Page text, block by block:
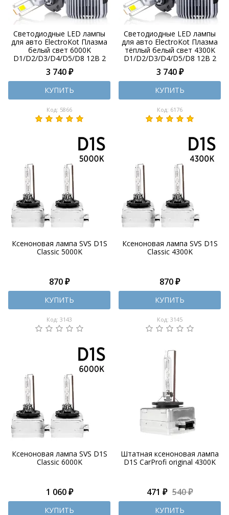
Светодиодные LED лампы
для авто ElectroKot Плазма
белый свет 6000K
D1/D2/D3/D4/D5/D8 12В 2
3 740 ₽
КУПИТЬ
Код: 5866
Светодиодные LED лампы
для авто ElectroKot Плазма
тёплый белый свет 4300K
D1/D2/D3/D4/D5/D8 12В 2
3 740 ₽
КУПИТЬ
Код: 6176
Ксеноновая лампа SVS D1S
Classic 5000K
870 ₽
КУПИТЬ
Код: 3143
Ксеноновая лампа SVS D1S
Classic 4300K
870 ₽
КУПИТЬ
Код: 3145
Ксеноновая лампа SVS D1S
Classic 6000K
1 060 ₽
КУПИТЬ
Штатная ксеноновая лампа
D1S CarProfi original 4300K
471 ₽ 540 ₽
КУПИТЬ